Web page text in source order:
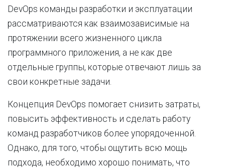
DevOps команды разработки и эксплуатации
рассматриваются как взаимозависимые на
протяжении всего жизненного цикла
программного приложения, а не как две
отдельные группы, которые отвечают лишь за
свои конкретные задачи.
Концепция DevOps помогает снизить затраты,
повысить эффективность и сделать работу
команд разработчиков более упорядоченной.
Однако, для того, чтобы ощутить всю мощь
подхода, необходимо хорошо понимать, что